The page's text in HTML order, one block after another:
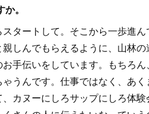
。
タートして。そこから一歩進ん
しんでもらえるように、山林
手伝いをしています。もちろ
うんです。仕事ではなく、あ
カヌーにしろサップにしろ体